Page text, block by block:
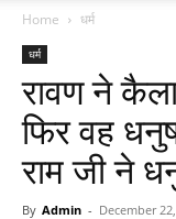
Home धर्म
धर्म
रावण ने
फिर वह
राम जी ने
By Admin - December